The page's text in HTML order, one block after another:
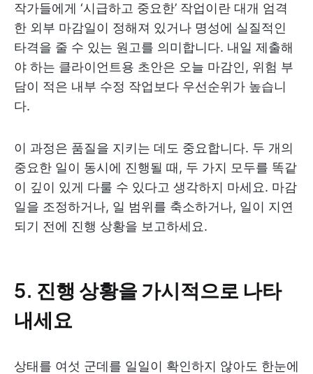
작가들에게 ‘시급하고 중요한’ 작업이란 대개 엄격
한 외부 마감일이 정해져 있거나 명성에 실질적인
타격을 줄 수 있는 원고를 의미합니다. 내일 제출해
야 하는 클라이언트용 초안은 오늘 마감인, 위험 부
담이 적은 내부 수정 작업보다 우선순위가 높습니
다.
이 과정은 품질을 지키는 데도 중요합니다. 두 개의
중요한 일이 동시에 진행될 때, 두 가지 모두를 똑같
이 깊이 있게 다룰 수 있다고 생각하지 마세요. 마감
일을 조정하거나, 일 범위를 축소하거나, 일이 지연
되기 전에 진행 상황을 보고하세요.
5. 진행 상황을 가시적으로 나타
내세요
상태를 여섯 군데를 일일이 확인하지 않아도 한눈에